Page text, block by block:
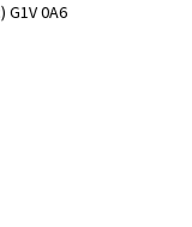
G1V 0A6